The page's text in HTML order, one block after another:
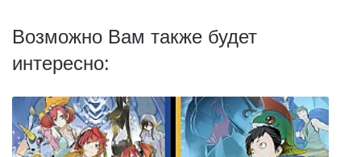
Возможно Вам также будет
интересно: